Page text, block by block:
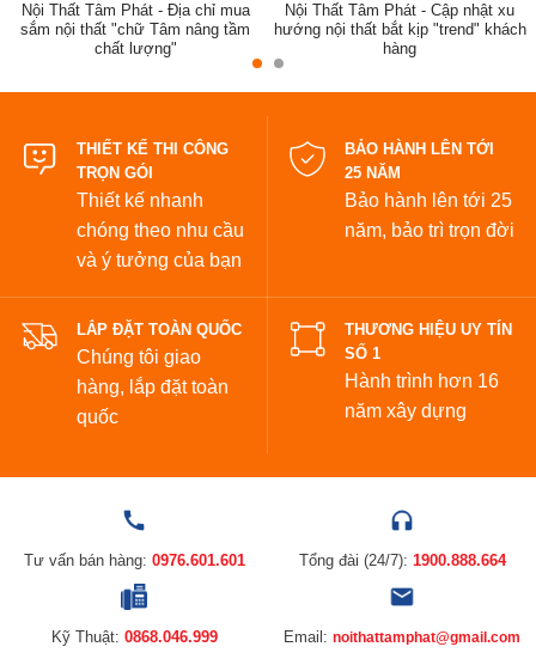
Nội Thất Tâm Phát - Địa chỉ mua
sắm nội thất "chữ Tâm nâng tầm
chất lượng"
Nội Thất Tâm Phát - Cập nhật xu
hướng nội thất bắt kịp "trend" khách
hàng
THIẾT KẾ THI CÔNG
TRỌN GÓI
Thiết kế nhanh
chóng theo nhu cầu
và ý tưởng của bạn
BẢO HÀNH LÊN TỚI
25 NĂM
Bảo hành lên tới 25
năm, bảo trì trọn đời
LẮP ĐẶT TOÀN QUỐC
Chúng tôi giao
hàng, lắp đặt toàn
quốc
THƯƠNG HIỆU UY TÍN
SỐ 1
Hành trình hơn 16
năm xây dựng
Tư vấn bán hàng: 0976.601.601 Tổng đài (24/7): 1900.888.664
Kỹ Thuật: 0868.046.999 Email: noithattamphat@gmail.com